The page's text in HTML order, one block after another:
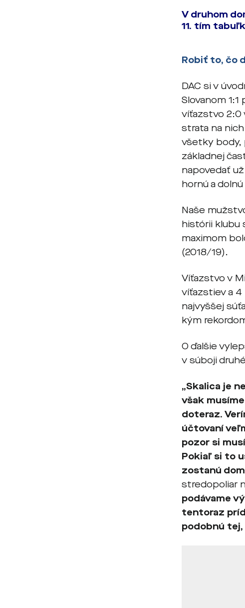
V druhom
11. tím
Robiť to, čo
DAC si v
Slovanom
víťazstvo 2:0
strata na
všetky body,
základnej
napovedať
hornú a
Naše
histórii klubu
maximom
(2018/19).
Víťazstvo v
víťazstiev a 4
najvyššej
kým
O ďalšie
v súboji
„Skalica je
však
doteraz.
účtovaní
pozor si
Pokiaľ si to
zostanú
stredopoliar
podávame
tentoraz
podobnú tej,